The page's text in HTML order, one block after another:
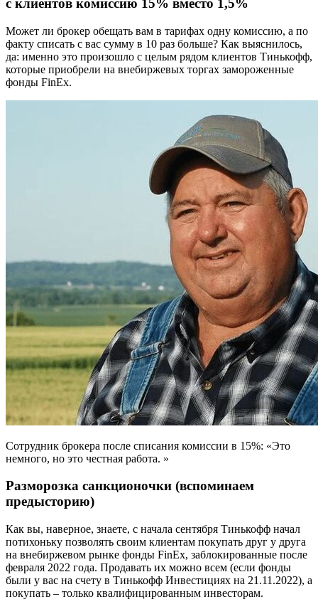
с клиентов комиссию 15% вместо 1,5%⁠ ⁠
Может ли брокер обещать вам в тарифах одну комиссию, а по
факту списать с вас сумму в 10 раз больше? Как выяснилось,
да: именно это произошло с целым рядом клиентов Тинькофф,
которые приобрели на внебиржевых торгах замороженные
фонды FinEx.
Сотрудник брокера после списания комиссии в 15%: «Это
немного, но это честная работа. »
Разморозка санкционочки (вспоминаем
предысторию)
Как вы, наверное, знаете, с начала сентября Тинькофф начал
потихоньку позволять своим клиентам покупать друг у друга
на внебиржевом рынке фонды FinEx, заблокированные после
февраля 2022 года. Продавать их можно всем (если фонды
были у вас на счету в Тинькофф Инвестициях на 21.11.2022), а
покупать – только квалифицированным инвесторам.